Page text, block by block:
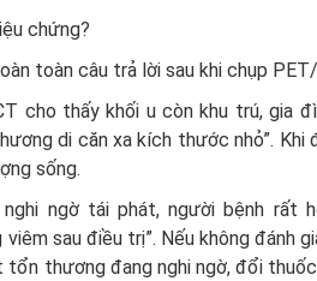
chứng?
toàn câu trả lời sau khi chụp
cho thấy khối u còn khu trú, gia
di căn xa kích thước nhỏ”. Khi
sống.
ngờ tái phát, người bệnh rất
sau điều trị”. Nếu không đánh
thương đang nghi ngờ, đổi